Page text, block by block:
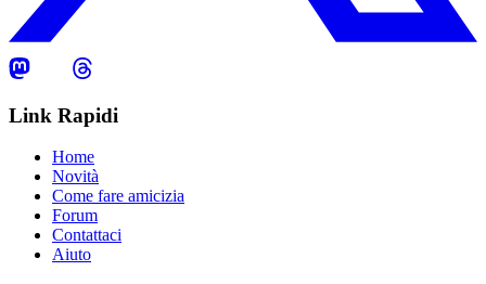
Link Rapidi
Home
Novità
Come fare amicizia
Forum
Contattaci
Aiuto